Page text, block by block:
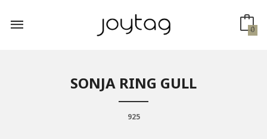
innholdet
0
SONJA RING GULL
925